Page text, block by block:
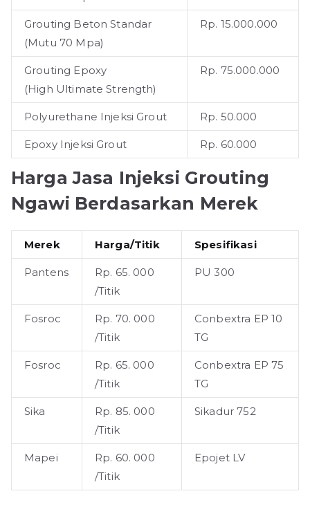
Grouting Beton Standar
(Mutu 70 Mpa)
Rp. 15.000.000
Grouting Epoxy
(High Ultimate Strength)
Rp. 75.000.000
Polyurethane Injeksi Grout Rp. 50.000
Epoxy Injeksi Grout Rp. 60.000
Harga Jasa Injeksi Grouting
Ngawi Berdasarkan Merek
Merek Harga/Titik Spesifikasi
Pantens
Rp. 65. 000
/Titik
PU 300
Fosroc
Rp. 70. 000
/Titik
Conbextra EP 10
TG
Fosroc
Rp. 65. 000
/Titik
Conbextra EP 75
TG
Sika
Rp. 85. 000
/Titik
Sikadur 752
Mapei
Rp. 60. 000
/Titik
Epojet LV